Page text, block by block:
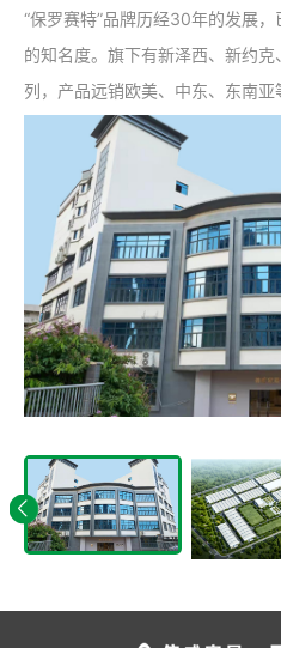
“保罗赛特”品牌历经30年的发展
的知名度。旗下有新泽西、新约
列，产品远销欧美、中东、东南